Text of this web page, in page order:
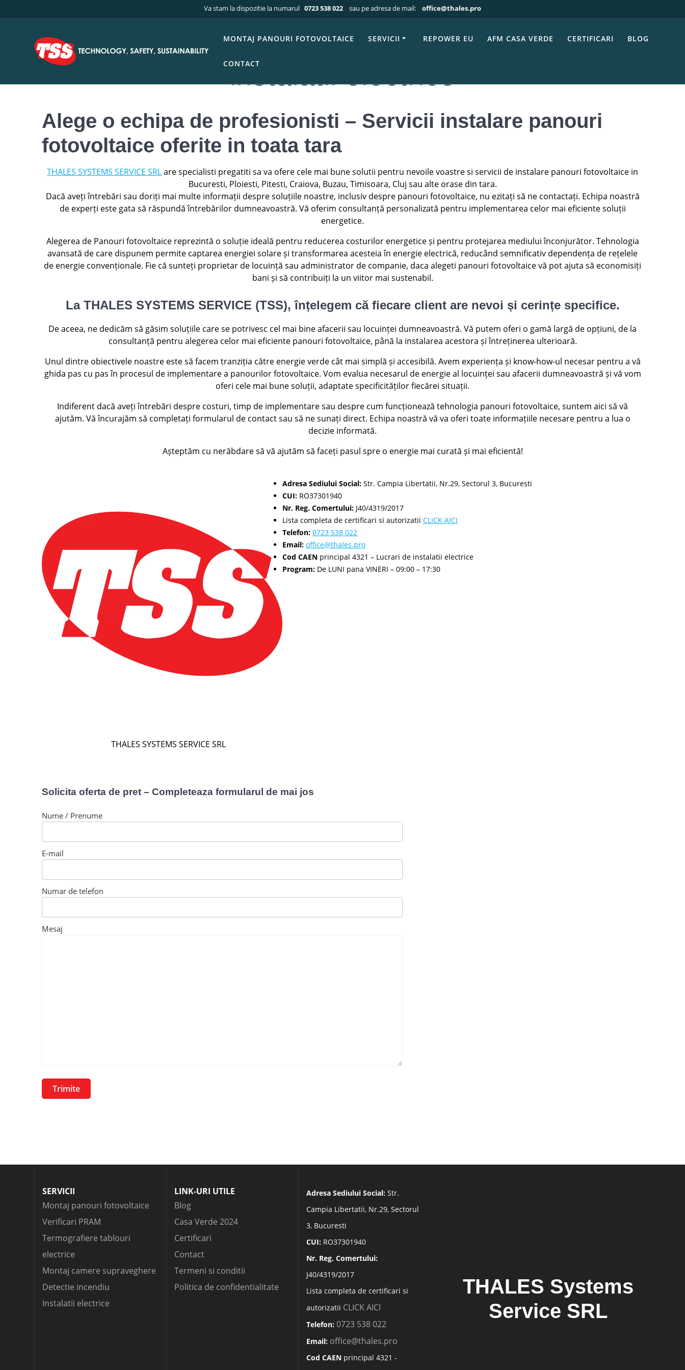
Va stam la dispozitie la numarul 0723 538 022 sau pe adresa de mail: office@thales.pro
MONTAJ PANOURI FOTOVOLTAICE SERVICII REPOWER EU AFM CASA VERDE CERTIFICARI BLOG
CONTACT
Acasa »Contact Firma montaj panouri fotovoltaice si instalatii electrice
Contact Firma montaj panouri fotovoltaice si
instalatii electrice
Alege o echipa de profesionisti – Servicii instalare panouri
fotovoltaice oferite in toata tara
THALES SYSTEMS SERVICE SRLare specialisti pregatiti sa va ofere cele mai bune solutii pentru nevoile voastre si servicii de instalare panouri fotovoltaice in
Bucuresti, Ploiesti, Pitesti, Craiova, Buzau, Timisoara, Cluj sau alte orase din tara.
Dacă aveți întrebări sau doriți mai multe informații despre soluțiile noastre, inclusiv despre panouri fotovoltaice, nu ezitați să ne contactați. Echipa noastră
de experți este gata să răspundă întrebărilor dumneavoastră. Vă oferim consultanță personalizată pentru implementarea celor mai eficiente soluții
energetice.
Alegerea de Panouri fotovoltaice reprezintă o soluție ideală pentru reducerea costurilor energetice și pentru protejarea mediului înconjurător. Tehnologia
avansată de care dispunem permite captarea energiei solare și transformarea acesteia în energie electrică, reducând semnificativ dependența de rețelele
de energie convenționale. Fie că sunteți proprietar de locuință sau administrator de companie, daca alegeti panouri fotovoltaice vă pot ajuta să economisiți
bani și să contribuiți la un viitor mai sustenabil.
La THALES SYSTEMS SERVICE (TSS), înțelegem că fiecare client are nevoi și cerințe specifice.
De aceea, ne dedicăm să găsim soluțiile care se potrivesc cel mai bine afacerii sau locuinței dumneavoastră. Vă putem oferi o gamă largă de opțiuni, de la
consultanță pentru alegerea celor mai eficiente panouri fotovoltaice, până la instalarea acestora și întreținerea ulterioară.
Unul dintre obiectivele noastre este să facem tranziția către energie verde cât mai simplă și accesibilă. Avem experiența și know-how-ul necesar pentru a vă
ghida pas cu pas în procesul de implementare a panourilor fotovoltaice. Vom evalua necesarul de energie al locuinței sau afacerii dumneavoastră și vă vom
oferi cele mai bune soluții, adaptate specificităților fiecărei situații.
Indiferent dacă aveți întrebări despre costuri, timp de implementare sau despre cum funcționează tehnologia panouri fotovoltaice, suntem aici să vă
ajutăm. Vă încurajăm să completați formularul de contact sau să ne sunați direct. Echipa noastră vă va oferi toate informațiile necesare pentru a lua o
decizie informată.
Așteptăm cu nerăbdare să vă ajutăm să faceți pasul spre o energie mai curată și mai eficientă!
THALES SYSTEMS SERVICE SRL
Adresa Sediului Social: Str. Campia Libertatii, Nr.29, Sectorul 3, Bucuresti
CUI: RO37301940
Nr. Reg. Comertului: J40/4319/2017
Lista completa de certificari si autorizatiiCLICK AICI
Telefon: 0723 538 022
Email: office@thales.pro
Cod CAEN principal 4321 – Lucrari de instalatii electrice
Program: De LUNI pana VINERI – 09:00 – 17:30
Solicita oferta de pret – Completeaza formularul de mai jos
Nume / Prenume
E-mail
Numar de telefon
Mesaj
SERVICII
Montaj panouri fotovoltaice
Verificari PRAM
Termografiere tablouri
electrice
Montaj camere supraveghere
Detectie incendiu
Instalatii electrice
LINK-URI UTILE
Blog
Casa Verde 2024
Certificari
Contact
Termeni si conditii
Politica de confidentialitate
Adresa Sediului Social:Str.
Campia Libertatii, Nr.29, Sectorul
3, Bucuresti
CUI:RO37301940
Nr. Reg. Comertului:
J40/4319/2017
Lista completa de certificari si
autorizatii CLICK AICI
Telefon: 0723 538 022
Email: office@thales.pro
Cod CAENprincipal 4321 -
THALES Systems
Service SRL